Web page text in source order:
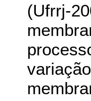
(Ufrrj-